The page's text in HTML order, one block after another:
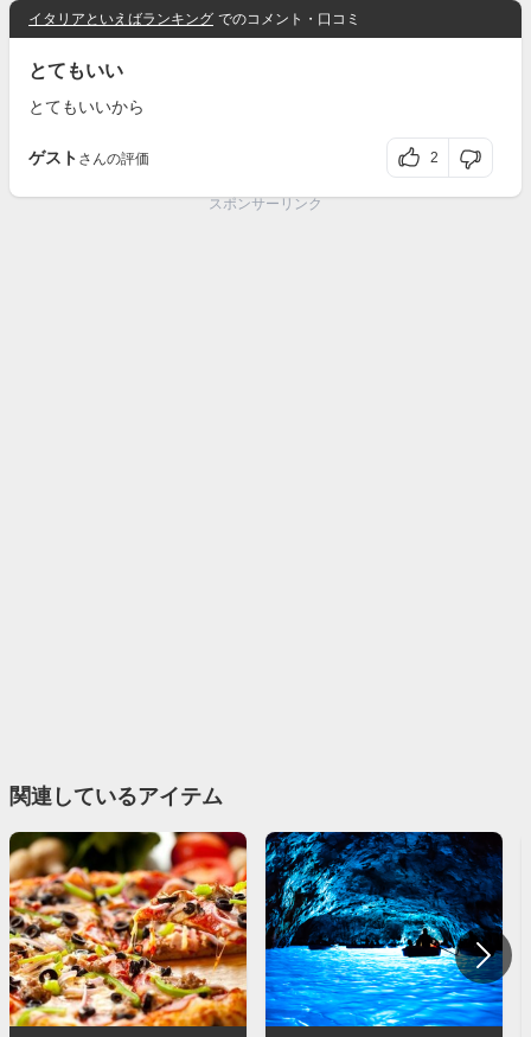
イタリアといえばランキング でのコメント・口コミ
とてもいい
とてもいいから
ゲスト さんの評価 2
スポンサーリンク
関連しているアイテム